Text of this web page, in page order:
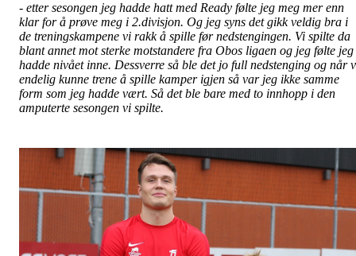
- etter sesongen jeg hadde hatt med Ready følte jeg meg mer enn
klar for å prøve meg i 2.divisjon. Og jeg syns det gikk veldig bra i
de treningskampene vi rakk å spille før nedstengingen. Vi spilte da
blant annet mot sterke motstandere fra Obos ligaen og jeg følte jeg
hadde nivået inne. Dessverre så ble det jo full nedstenging og når
endelig kunne trene å spille kamper igjen så var jeg ikke samme
form som jeg hadde vært. Så det ble bare med to innhopp i den
amputerte sesongen vi spilte.